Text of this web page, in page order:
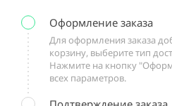
Оформление заказа
Для оформления заказа
корзину, выберите тип
Нажмите на кнопку
всех параметров.